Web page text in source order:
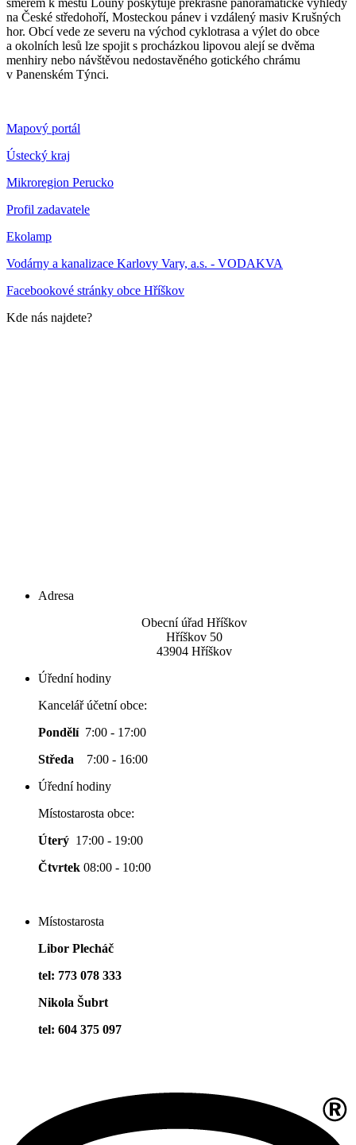
směrem k městu Louny poskytuje překrásné panoramatické výhledy
na České středohoří, Mosteckou pánev i vzdálený masiv Krušných
hor. Obcí vede ze severu na východ cyklotrasa a výlet do obce
a okolních lesů lze spojit s procházkou lipovou alejí se dvěma
menhiry nebo návštěvou nedostavěného gotického chrámu
v Panenském Týnci.
Mapový portál
Ústecký kraj
Mikroregion Perucko
Profil zadavatele
Ekolamp
Vodárny a kanalizace Karlovy Vary, a.s. - VODAKVA
Facebookové stránky obce Hříškov
Kde nás najdete?
Adresa
Obecní úřad Hříškov
Hříškov 50
43904 Hříškov
Úřední hodiny
Kancelář účetní obce:
Pondělí 7:00 - 17:00
Středa 7:00 - 16:00
Úřední hodiny
Místostarosta obce:
Úterý 17:00 - 19:00
Čtvrtek 08:00 - 10:00
Místostarosta
Libor Plecháč
tel: 773 078 333
Nikola Šubrt
tel: 604 375 097